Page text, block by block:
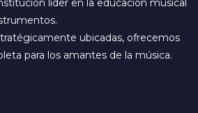
líder en la educación musical
ubicadas, ofrecemos
para los amantes de la música.